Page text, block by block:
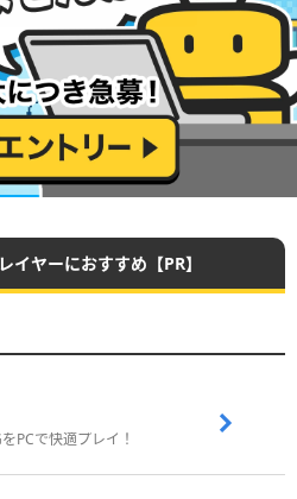
イヤーにおすすめ【PR】
PCで快適プレイ！